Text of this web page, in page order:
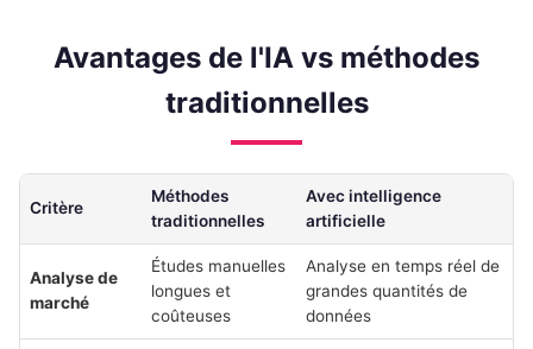
Avantages de l'IA vs méthodes
traditionnelles
Critère
Méthodes
traditionnelles
Avec intelligence
artificielle
Analyse de
marché
Études manuelles
longues et
coûteuses
Analyse en temps réel de
grandes quantités de
données